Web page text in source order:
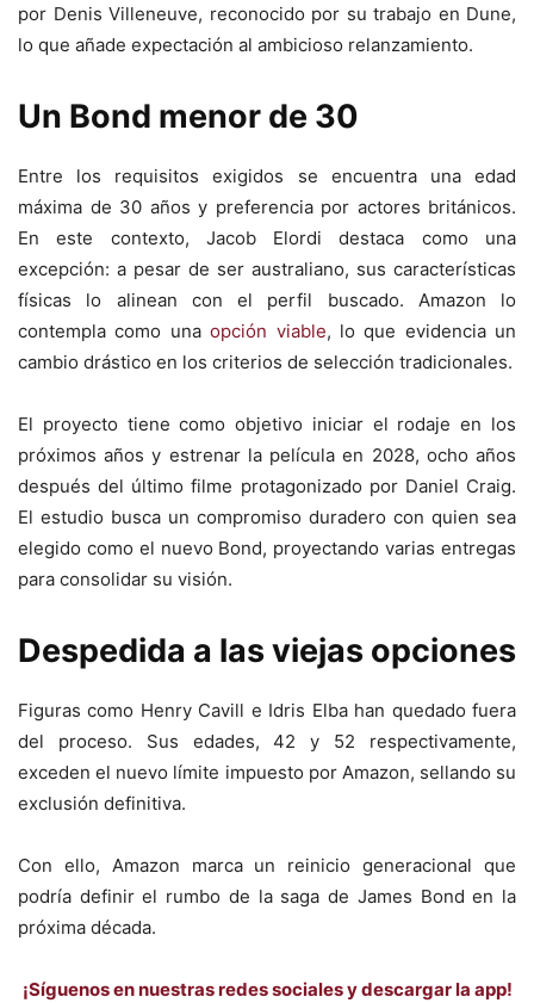
por Denis Villeneuve, reconocido por su trabajo en Dune,
lo que añade expectación al ambicioso relanzamiento.
Un Bond menor de 30
Entre los requisitos exigidos se encuentra una edad
máxima de 30 años y preferencia por actores británicos.
En este contexto, Jacob Elordi destaca como una
excepción: a pesar de ser australiano, sus características
físicas lo alinean con el perfil buscado. Amazon lo
contempla como unaopción viable, lo que evidencia un
cambio drástico en los criterios de selección tradicionales.
El proyecto tiene como objetivo iniciar el rodaje en los
próximos años y estrenar la película en 2028, ocho años
después del último filme protagonizado por Daniel Craig.
El estudio busca un compromiso duradero con quien sea
elegido como el nuevo Bond, proyectando varias entregas
para consolidar su visión.
Despedida a las viejas opciones
Figuras como Henry Cavill e Idris Elba han quedado fuera
del proceso. Sus edades, 42 y 52 respectivamente,
exceden el nuevo límite impuesto por Amazon, sellando su
exclusión definitiva.
Con ello, Amazon marca un reinicio generacional que
podría definir el rumbo de la saga de James Bond en la
próxima década.
¡Síguenos en nuestras redes sociales y descargar la app!